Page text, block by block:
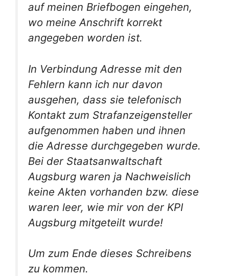
auf meinen Briefbogen eingehen,
wo meine Anschrift korrekt
angegeben worden ist.
In Verbindung Adresse mit den
Fehlern kann ich nur davon
ausgehen, dass sie telefonisch
Kontakt zum Strafanzeigensteller
aufgenommen haben und ihnen
die Adresse durchgegeben wurde.
Bei der Staatsanwaltschaft
Augsburg waren ja Nachweislich
keine Akten vorhanden bzw. diese
waren leer, wie mir von der KPI
Augsburg mitgeteilt wurde!
Um zum Ende dieses Schreibens
zu kommen.